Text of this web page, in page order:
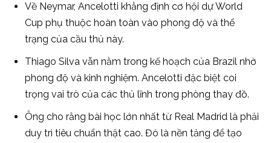
Về Neymar, Ancelotti khẳng định cơ hội dự World
Cup phụ thuộc hoàn toàn vào phong độ và thể
trạng của cầu thủ này.
Thiago Silva vẫn nằm trong kế hoạch của Brazil nhờ
phong độ và kinh nghiệm. Ancelotti đặc biệt coi
trọng vai trò của các thủ lĩnh trong phòng thay đồ.
Ông cho rằng bài học lớn nhất từ Real Madrid là phải
duy trì tiêu chuẩn thật cao. Đó là nền tảng để tạo